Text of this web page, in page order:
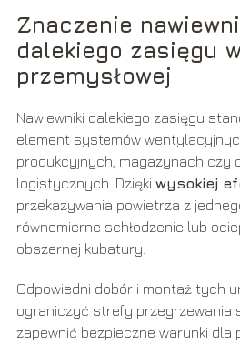
Znaczenie
dalekiego zasięgu
przemysłowej
Nawiewniki dalekiego zasięgu
element systemów
produkcyjnych, magazynach czy
logistycznych. Dzięki wysokiej
przekazywania powietrza z
równomierne schłodzenie lub
obszernej kubatury.
Odpowiedni dobór i montaż tych
ograniczyć strefy przegrzewania
zapewnić bezpieczne warunki dla